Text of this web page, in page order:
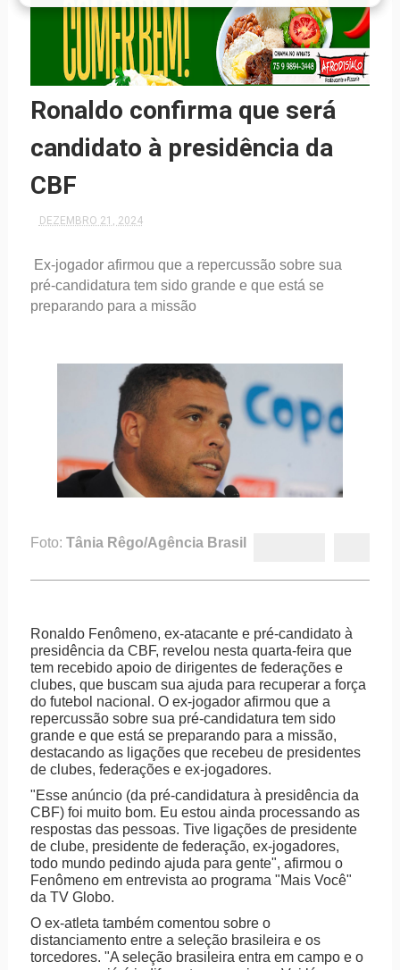
Ronaldo confirma que será
candidato à presidência da
CBF
DEZEMBRO 21, 2024
Ex-jogador afirmou que a repercussão sobre sua
pré-candidatura tem sido grande e que está se
preparando para a missão
Foto: Tânia Rêgo/Agência Brasil
Ronaldo Fenômeno, ex-atacante e pré-candidato à
presidência da CBF, revelou nesta quarta-feira que
tem recebido apoio de dirigentes de federações e
clubes, que buscam sua ajuda para recuperar a força
do futebol nacional. O ex-jogador afirmou que a
repercussão sobre sua pré-candidatura tem sido
grande e que está se preparando para a missão,
destacando as ligações que recebeu de presidentes
de clubes, federações e ex-jogadores.
"Esse anúncio (da pré-candidatura à presidência da
CBF) foi muito bom. Eu estou ainda processando as
respostas das pessoas. Tive ligações de presidente
de clube, presidente de federação, ex-jogadores,
todo mundo pedindo ajuda para gente", afirmou o
Fenômeno em entrevista ao programa "Mais Você"
da TV Globo.
O ex-atleta também comentou sobre o
distanciamento entre a seleção brasileira e os
torcedores. "A seleção brasileira entra em campo e o